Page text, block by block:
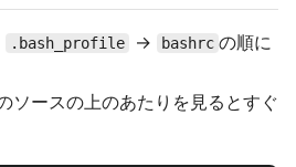
.bash_profile -> bashrc の順に
ソースの上のあたりを見るとすぐ